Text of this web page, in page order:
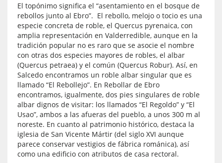
El topónimo significa el “asentamiento en el bosque de
rebollos junto al Ebro”. El rebollo, melojo o tocio es una
especie concreta de roble, el Quercus pyrenaica, con
amplia representación en Valderredible, aunque en la
tradición popular no es raro que se asocie el nombre
con otras dos especies mayores de robles, el albar
(Quercus petraea) y el común (Quercus Robur). Así, en
Salcedo encontramos un roble albar singular que es
llamado “El Rebollejo”. En Rebollar de Ebro
encontramos, igualmente, dos pies singulares de roble
albar dignos de visitar: los llamados “El Regoldo” y “El
Usao”, ambos a las afueras del pueblo, a unos 300 m al
noreste. En cuanto al patrimonio histórico, destaca la
iglesia de San Vicente Mártir (del siglo XVI aunque
parece conservar vestigios de fábrica románica), así
como una edificio con atributos de casa rectoral.